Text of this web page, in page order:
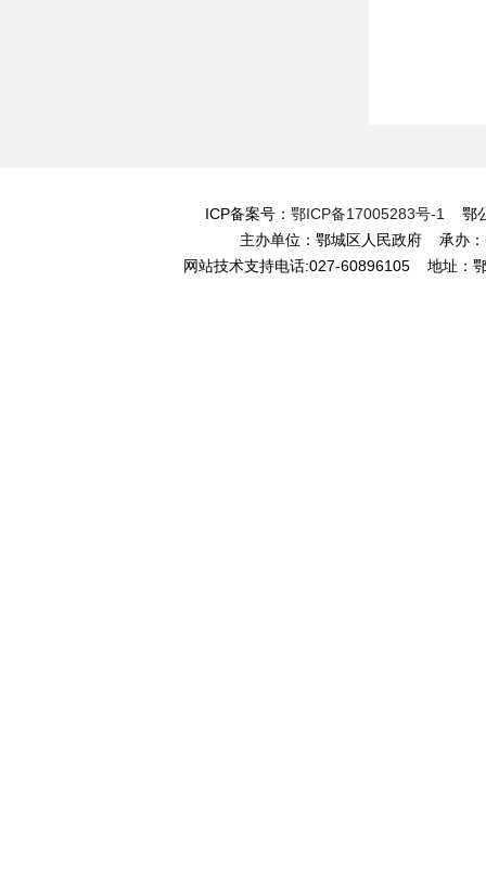
ICP备案号： 鄂ICP备17005283号-1
鄂
主办单位：鄂城区人民政府 承办
网站技术支持电话:027-60896105 地址：